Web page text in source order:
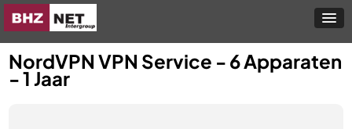
NordVPN VPN Service - 6 Apparaten
- 1 Jaar